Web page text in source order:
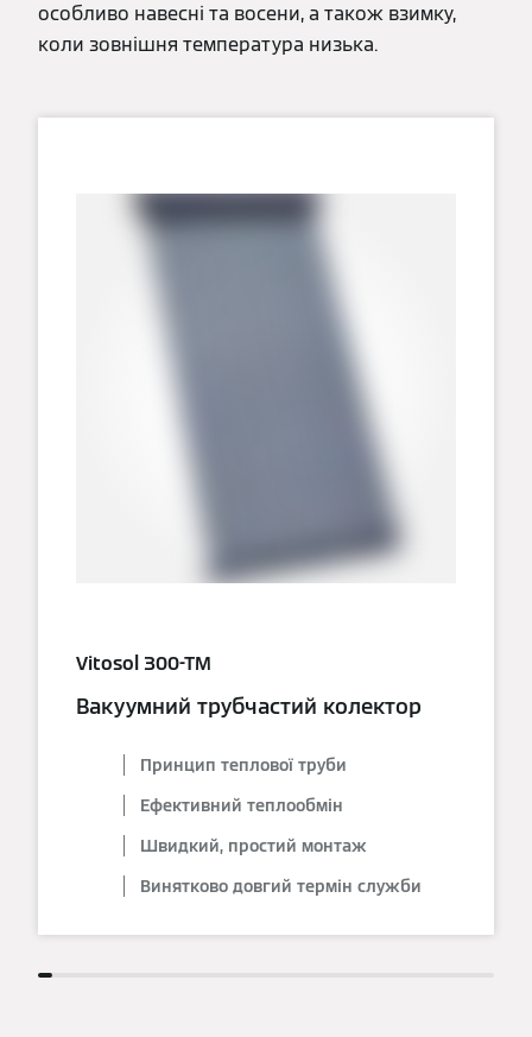
особливо навесні та восени, а також взимку,
коли зовнішня температура низька.
Vitosol 300-TM
Вакуумний трубчастий колектор
Принцип теплової труби
Ефективний теплообмін
Швидкий, простий монтаж
Винятково довгий термін служби